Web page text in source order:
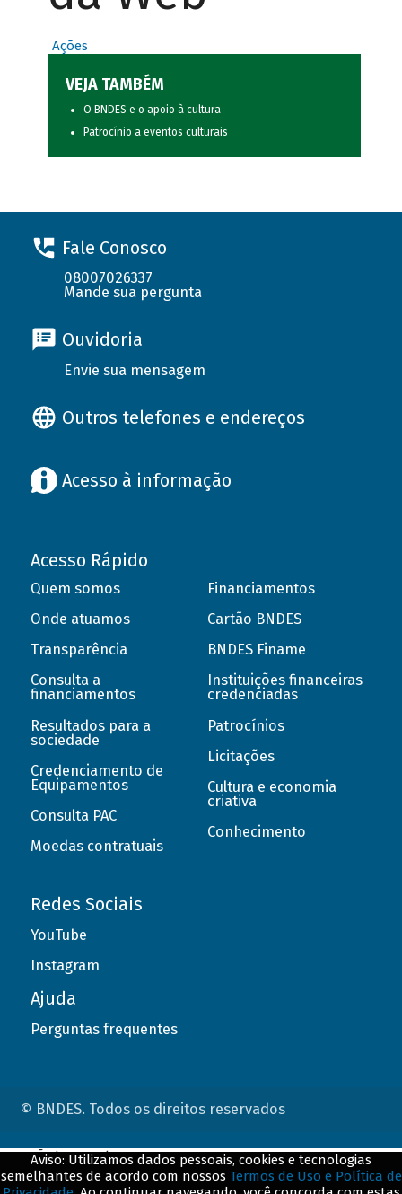
Ações
VEJA TAMBÉM
O BNDES e o apoio à cultura
Patrocínio a eventos culturais
Fale Conosco
08007026337
Mande sua pergunta
Ouvidoria
Envie sua mensagem
Outros telefones e endereços
Acesso à informação
Acesso Rápido
Quem somos
Onde atuamos
Transparência
Consulta a
financiamentos
Resultados para a
sociedade
Credenciamento de
Equipamentos
Consulta PAC
Moedas contratuais
Financiamentos
Cartão BNDES
BNDES Finame
Instituições financeiras
credenciadas
Patrocínios
Licitações
Cultura e economia
criativa
Conhecimento
Redes Sociais
YouTube
Instagram
Ajuda
Perguntas frequentes
© BNDES. Todos os direitos reservados
Aviso: Utilizamos dados pessoais, cookies e tecnologias
semelhantes de acordo com nossos Termos de Uso e Política de
ConteÃºdo complementar
${title}${badge}